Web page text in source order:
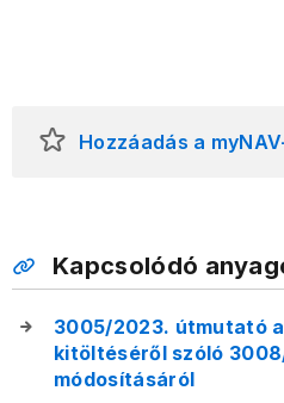
Hozzáadás a
Kapcsolódó
3005/2023. útmutató
kitöltéséről szóló
módosításáról